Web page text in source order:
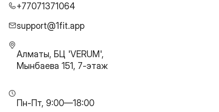
+77071371064
support@1fit.app
Алматы, БЦ 'VERUM',
Мынбаева 151, 7-этаж
Пн-Пт, 9:00—18:00